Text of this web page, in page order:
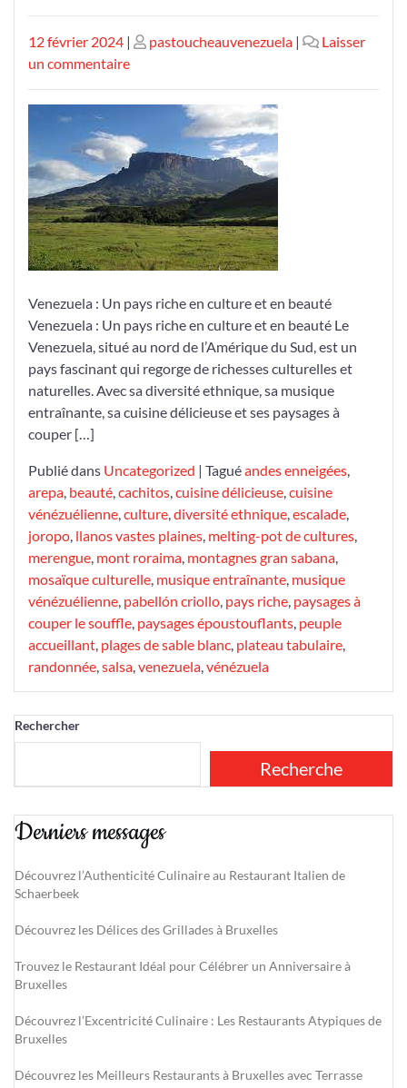
Publié
le
12 février 2024 | Publié
pastoucheauvenezuela |
Laisser
un commentairesur
la
envoûtante
du
Venezuela
Venezuela : Un pays riche en culture et en beauté
Venezuela : Un pays riche en culture et en beauté Le
Venezuela, situé au nord de l’Amérique du Sud, est un
pays fascinant qui regorge de richesses culturelles et
naturelles. Avec sa diversité ethnique, sa musique
entraînante, sa cuisine délicieuse et ses paysages à
couper […]
Publié dans Uncategorized | Taguéandes enneigées,
arepa, beauté,cachitos,cuisine délicieuse,cuisine
vénézuélienne,culture,diversité ethnique,escalade,
joropo, llanos vastes plaines, melting-pot de cultures,
merengue, mont roraima, montagnes gran sabana,
mosaïque culturelle, musique entraînante, musique
vénézuélienne, pabellón criollo, pays riche, paysages à
couper le souffle, paysages époustouflants, peuple
accueillant, plages de sable blanc, plateau tabulaire,
randonnée,salsa,venezuela,vénézuela
Rechercher
Recherche
Derniers messages
Découvrez l’Authenticité Culinaire au Restaurant Italien de
Schaerbeek
Découvrez les Délices des Grillades à Bruxelles
Trouvez le Restaurant Idéal pour Célébrer un Anniversaire à
Bruxelles
Découvrez l’Excentricité Culinaire : Les Restaurants Atypiques de
Bruxelles
Découvrez les Meilleurs Restaurants à Bruxelles avec Terrasse